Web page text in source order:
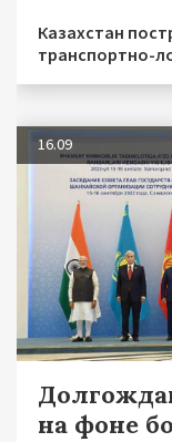
Казахстан
транспортно-
16.09
на фоне